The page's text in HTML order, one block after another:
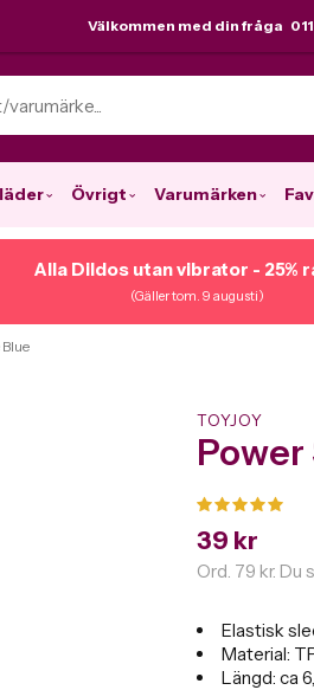
Välkommen med din fråga 011
Övrigt Varumärken
Alla Dildos utan vibrator - 25%
(Gäller tom. 9 augusti)
TOYJOY
39 kr
Ord. 79 kr. Du
Elastisk
Material:
Längd: ca